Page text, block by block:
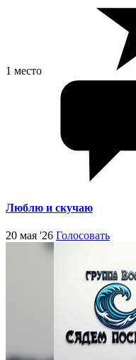
1 место
Люблю и скучаю
20 мая '26 Голосовать